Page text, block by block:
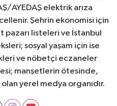
AYEDAŞ elektrik arıza
Şehrin ekonomisi için
pazarı listeleri ve İstanbul
sosyal yaşam için ise
ve nöbetçi eczaneler
manşetlerin ötesinde,
yerel medya organıdır.